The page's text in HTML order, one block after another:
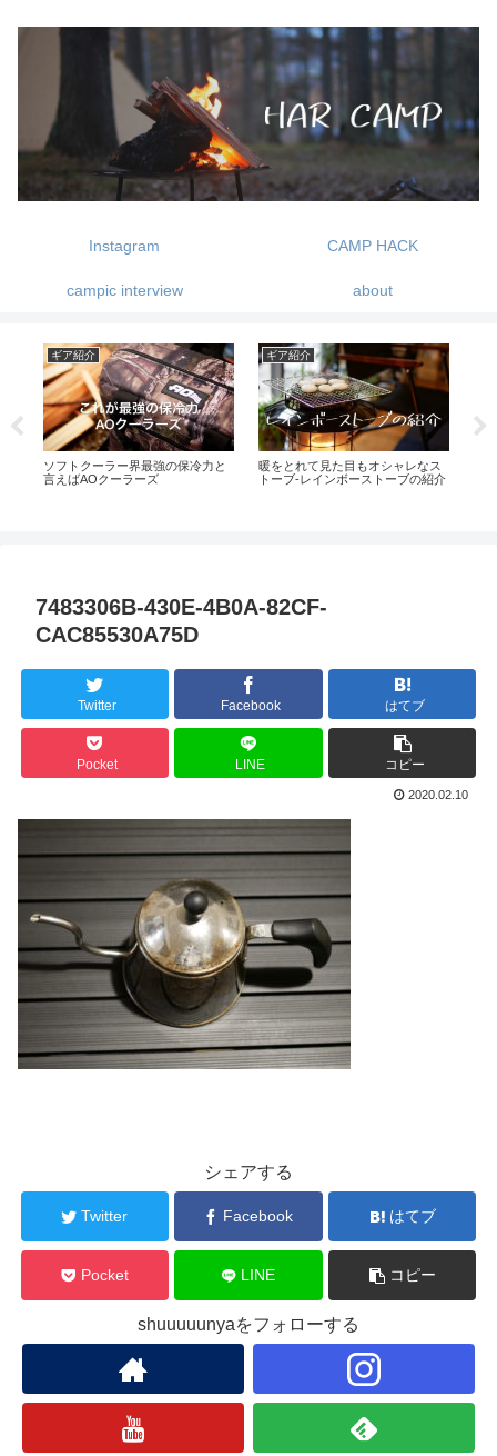
Instagram CAMP HACK
campic interview about
ギア紹介
寝袋の買い替えは不要かも？コン
プレッションバッグの威力！
ギア紹介
2019年買って良かったものランキ
ング
7483306B-430E-4B0A-82CF-
CAC85530A75D
Twitter Facebook はてブ
Pocket LINE コピー
2020.02.10
シェアする
Twitter Facebook はてブ
Pocket LINE コピー
shuuuuunyaをフォローする